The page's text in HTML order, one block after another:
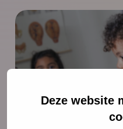
Deze website